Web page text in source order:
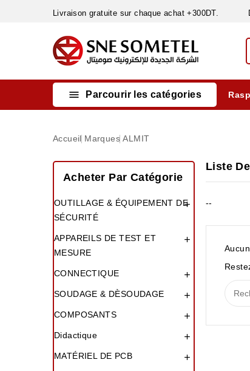
Livraison gratuite sur chaque achat +300DT.
 Parcourir les catégories
Accueil Marques ALMIT
Acheter Par Catégorie
OUTILLAGE & ÉQUIPEMENT DE
SÉCURITÉ

APPAREILS DE TEST ET
MESURE

CONNECTIQUE 
SOUDAGE & DÈSOUDAGE 
COMPOSANTS 
Didactique 
MATÉRIEL DE PCB 
Liste
--